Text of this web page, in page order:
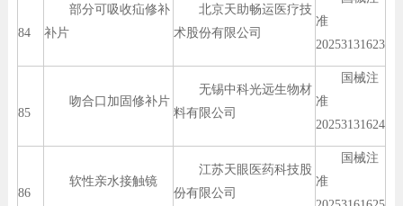
84
部分可吸收疝修补
补片
北京天助畅运医疗技
术股份有限公司
准
20253131623
85
吻合口加固修补片
无锡中科光远生物材
料有限公司
国械注
准
20253131624
86
软性亲水接触镜
江苏天眼医药科技股
份有限公司
国械注
准